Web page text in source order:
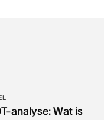
analyse: Wat is